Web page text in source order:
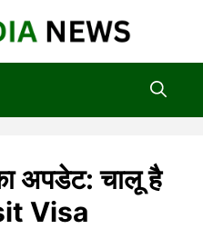
अपडेट: चालू है
Visa